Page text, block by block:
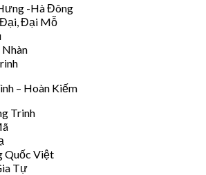
-Hà Đông
Đại Mỗ
Nhàn
– Hoàn Kiếm
Trinh
Quốc Việt
Tự